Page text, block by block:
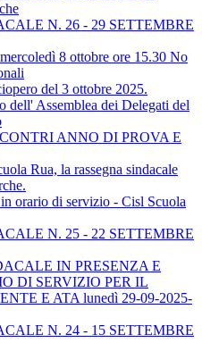
N. 26 - 29 SETTEMBRE
8 ottobre ore 15.30 No
del 3 ottobre 2025.
dell' Assemblea dei Delegati del
ANNO DI PROVA E
Rua, la rassegna sindacale
orario di servizio - Cisl Scuola
N. 25 - 22 SETTEMBRE
IN PRESENZA E
DI SERVIZIO PER IL
E ATA lunedì 29-09-2025-
N. 24 - 15 SETTEMBRE